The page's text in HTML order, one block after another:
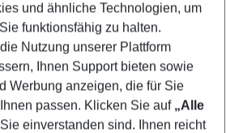
27 5-8 nights
more filter
und ähnliche Technologien, um
funktionsfähig zu halten.
Nutzung unserer Plattform
Ihnen Support bieten sowie
Werbung anzeigen, die für Sie
passen. Klicken Sie auf „Alle
einverstanden sind. Ihnen reicht